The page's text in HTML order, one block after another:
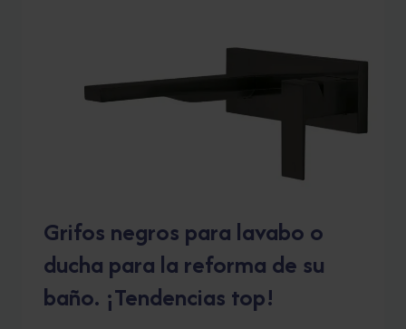
Grifos negros para lavabo o
ducha para la reforma de su
baño. ¡Tendencias top!